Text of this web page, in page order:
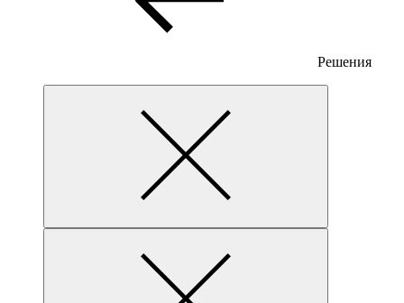
Решения